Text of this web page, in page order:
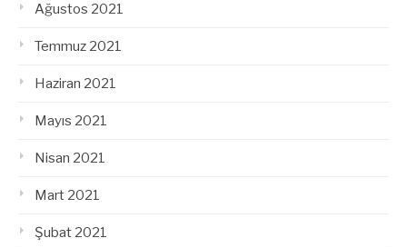
Ağustos 2021
Temmuz 2021
Haziran 2021
Mayıs 2021
Nisan 2021
Mart 2021
Şubat 2021